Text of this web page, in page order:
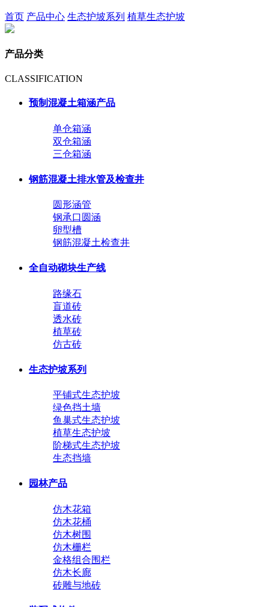
首页 产品中心 生态护坡系列 植草生态护坡
产品分类
CLASSIFICATION
预制混凝土箱涵产品
单仓箱涵
双仓箱涵
三仓箱涵
钢筋混凝土排水管及检查井
圆形涵管
钢承口圆涵
卵型槽
钢筋混凝土检查井
全自动砌块生产线
路缘石
盲道砖
透水砖
植草砖
仿古砖
生态护坡系列
平铺式生态护坡
绿色挡土墙
鱼巢式生态护坡
植草生态护坡
阶梯式生态护坡
生态挡墙
园林产品
仿木花箱
仿木花桶
仿木树围
仿木栅栏
金格组合围栏
仿木长廊
砖雕与地砖